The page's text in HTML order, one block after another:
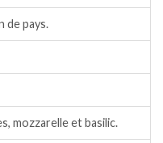
de pays.
mozzarelle et basilic.